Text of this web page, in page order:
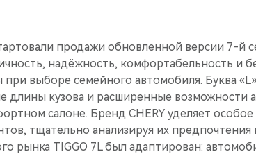
продажи обновленной версии 7-й
надёжность, комфортабельность и
выборе семейного автомобиля. Буква
длины кузова и расширенные возможности
салоне. Бренд CHERY уделяет
тщательно анализируя их
рынка TIGGO 7L был адаптирован: